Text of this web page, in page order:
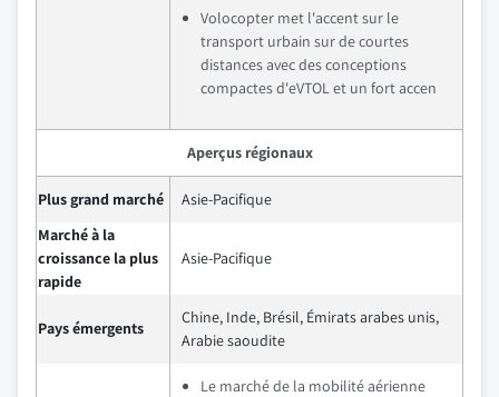
Volocopter met l'accent sur le
transport urbain sur de courtes
distances avec des conceptions
compactes d'eVTOL et un fort accen
Aperçus régionaux
Plus grand marché
Asie-Pacifique
Marché à la
croissance la plus
rapide
Asie-Pacifique
Pays émergents
Chine, Inde, Brésil, Émirats arabes unis,
Arabie saoudite
Le marché de la mobilité aérienne